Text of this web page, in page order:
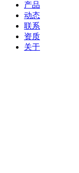
产品
动态
联系
资质
关于